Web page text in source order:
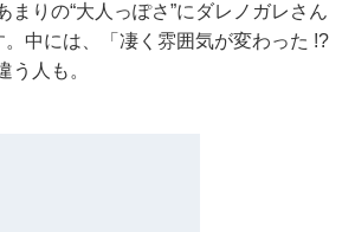
りの“大人っぽさ”にダレノガレさん
中には、「凄く雰囲気が変わった !?
人も。